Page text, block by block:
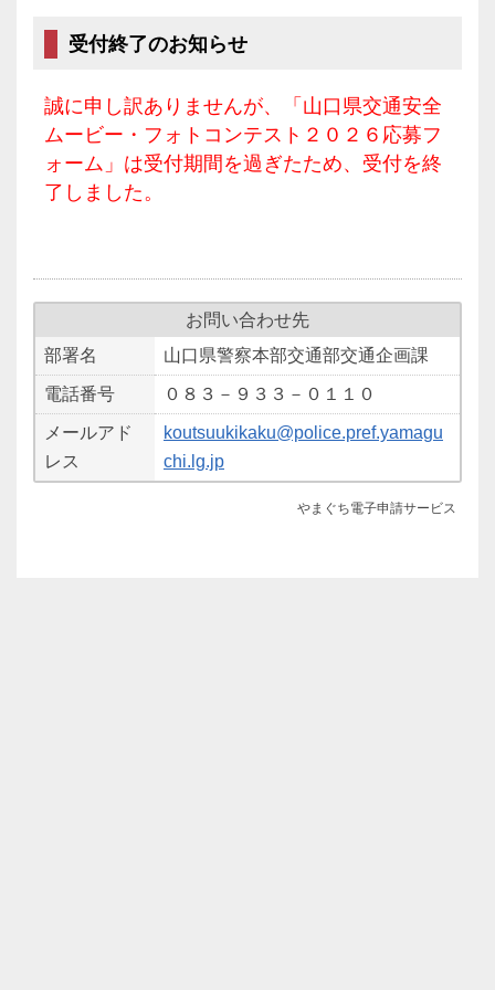
受付終了のお知らせ
誠に申し訳ありませんが、「山口県交通安全
ムービー・フォトコンテスト２０２６応募フ
ォーム」は受付期間を過ぎたため、受付を終
了しました。
お問い合わせ先
部署名
山口県警察本部交通部交通企画課
電話番号 ０８３－９３３－０１１０
メールアド
レス
koutsuukikaku@police.pref.yamagu
chi.lg.jp
やまぐち電子申請サービス